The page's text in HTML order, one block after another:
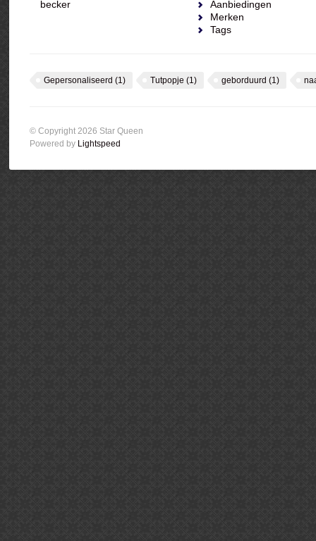
becker
Aanbiedingen
Merken
Tags
Gepersonaliseerd (1) Tutpopje (1) geborduurd (1)
© Copyright 2026 Star Queen
Powered by Lightspeed